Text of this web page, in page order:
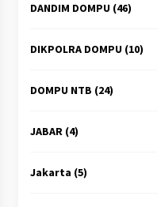
DANDIM DOMPU(46)
DIKPOLRA DOMPU(10)
DOMPU NTB (24)
JABAR(4)
Jakarta (5)